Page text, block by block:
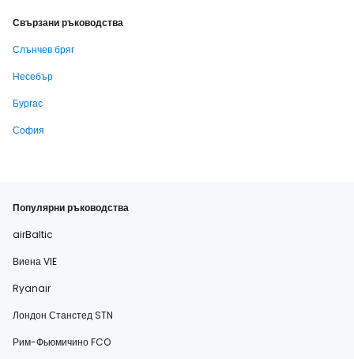
Свързани ръководства
Слънчев бряг
Несебър
Бургас
София
Популярни ръководства
airBaltic
Виена VIE
Ryanair
Лондон Станстед STN
Рим-Фьюмичино FCO